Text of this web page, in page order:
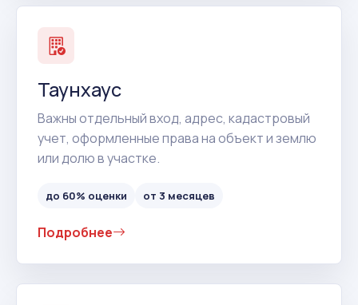
Таунхаус
Важны отдельный вход, адрес, кадастровый
учет, оформленные права на объект и землю
или долю в участке.
до 60% оценки от 3 месяцев
Подробнее